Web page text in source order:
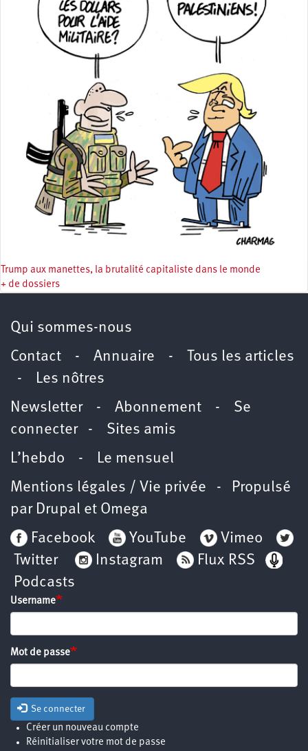
Trump aux manettes, la brutalité capitaliste dans le monde
+ de dossiers
Qui sommes-nous
Contact - Annuaire -
Tous les articles
-
Les nôtres
Newsletter- Abonnement - Se
connecter- Sites amis
L’hebdo -
Le mensuel
Mentions légales / Vie privée - Propulsé
par Drupal et Omega
Facebook
YouTube
Vimeo
Twitter
Instagram
Flux RSS
Podcasts
Username
Mot de passe
Se connecter
Créer un nouveau compte
Réinitialiser votre mot de passe